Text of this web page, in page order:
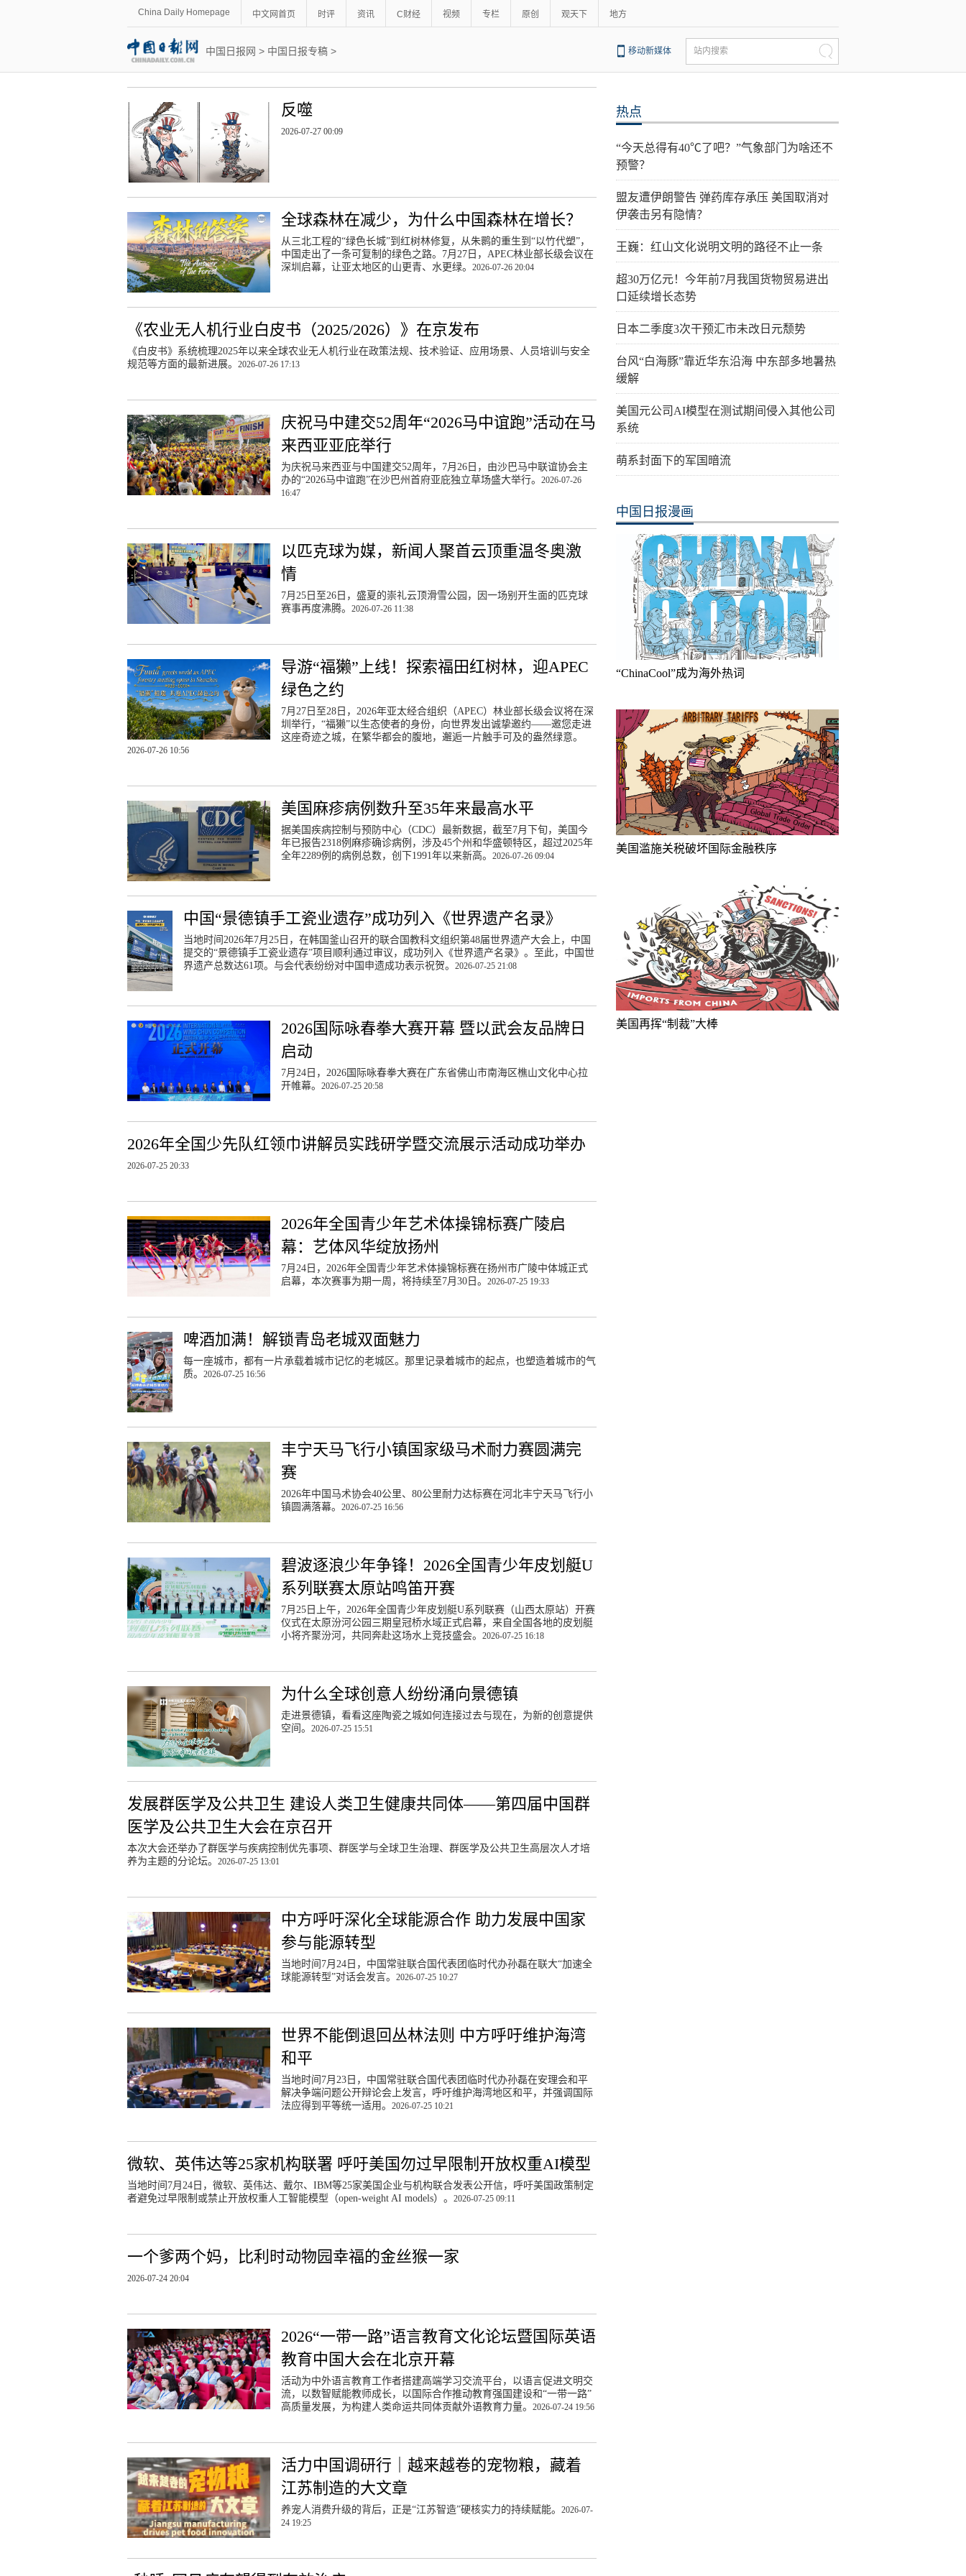
China Daily Homepage 中文网首页 时评 资讯 C财经 视频 专栏 原创 观天下 地方
中国日报网 > 中国日报专稿> 移动新媒体 站内搜索
反噬
2026-07-27 00:09
全球森林在减少，为什么中国森林在增长？
从三北工程的“绿色长城”到红树林修复，从朱鹮的重生到“以竹代塑”，
中国走出了一条可复制的绿色之路。7月27日，APEC林业部长级会议在
深圳启幕，让亚太地区的山更青、水更绿。2026-07-26 20:04
《农业无人机行业白皮书（2025/2026）》在京发布
《白皮书》系统梳理2025年以来全球农业无人机行业在政策法规、技术验证、应用场景、人员培训与安全
规范等方面的最新进展。 2026-07-26 17:13
庆祝马中建交52周年“2026马中谊跑”活动在马
来西亚亚庇举行
为庆祝马来西亚与中国建交52周年，7月26日，由沙巴马中联谊协会主
办的“2026马中谊跑”在沙巴州首府亚庇独立草场盛大举行。2026-07-26
16:47
以匹克球为媒，新闻人聚首云顶重温冬奥激
情
7月25日至26日，盛夏的崇礼云顶滑雪公园，因一场别开生面的匹克球
赛事再度沸腾。2026-07-26 11:38
导游“福獭”上线！探索福田红树林，迎APEC
绿色之约
7月27日至28日，2026年亚太经合组织（APEC）林业部长级会议将在深
圳举行，“福獭”以生态使者的身份，向世界发出诚挚邀约——邀您走进
这座奇迹之城，在繁华都会的腹地，邂逅一片触手可及的盎然绿意。
2026-07-26 10:56
美国麻疹病例数升至35年来最高水平
据美国疾病控制与预防中心（CDC）最新数据，截至7月下旬，美国今
年已报告2318例麻疹确诊病例，涉及45个州和华盛顿特区，超过2025年
全年2289例的病例总数，创下1991年以来新高。2026-07-26 09:04
中国“景德镇手工瓷业遗存”成功列入《世界遗产名录》
当地时间2026年7月25日，在韩国釜山召开的联合国教科文组织第48届世界遗产大会上，中国
提交的“景德镇手工瓷业遗存”项目顺利通过审议，成功列入《世界遗产名录》。至此，中国世
界遗产总数达61项。与会代表纷纷对中国申遗成功表示祝贺。2026-07-25 21:08
2026国际咏春拳大赛开幕 暨以武会友品牌日
启动
7月24日，2026国际咏春拳大赛在广东省佛山市南海区樵山文化中心拉
开帷幕。2026-07-25 20:58
2026年全国少先队红领巾讲解员实践研学暨交流展示活动成功举办
2026-07-25 20:33
2026年全国青少年艺术体操锦标赛广陵启
幕：艺体风华绽放扬州
7月24日，2026年全国青少年艺术体操锦标赛在扬州市广陵中体城正式
启幕，本次赛事为期一周，将持续至7月30日。2026-07-25 19:33
啤酒加满！解锁青岛老城双面魅力
每一座城市，都有一片承载着城市记忆的老城区。那里记录着城市的起点，也塑造着城市的气
质。2026-07-25 16:56
丰宁天马飞行小镇国家级马术耐力赛圆满完
赛
2026年中国马术协会40公里、80公里耐力达标赛在河北丰宁天马飞行小
镇圆满落幕。2026-07-25 16:56
碧波逐浪少年争锋！2026全国青少年皮划艇U
系列联赛太原站鸣笛开赛
7月25日上午，2026年全国青少年皮划艇U系列联赛（山西太原站）开赛
仪式在太原汾河公园三期皇冠桥水域正式启幕，来自全国各地的皮划艇
小将齐聚汾河，共同奔赴这场水上竞技盛会。2026-07-25 16:18
为什么全球创意人纷纷涌向景德镇
走进景德镇，看看这座陶瓷之城如何连接过去与现在，为新的创意提供
空间。2026-07-25 15:51
发展群医学及公共卫生 建设人类卫生健康共同体——第四届中国群
医学及公共卫生大会在京召开
本次大会还举办了群医学与疾病控制优先事项、群医学与全球卫生治理、群医学及公共卫生高层次人才培
养为主题的分论坛。 2026-07-25 13:01
中方呼吁深化全球能源合作 助力发展中国家
参与能源转型
当地时间7月24日，中国常驻联合国代表团临时代办孙磊在联大“加速全
球能源转型”对话会发言。2026-07-25 10:27
世界不能倒退回丛林法则 中方呼吁维护海湾
和平
当地时间7月23日，中国常驻联合国代表团临时代办孙磊在安理会和平
解决争端问题公开辩论会上发言，呼吁维护海湾地区和平，并强调国际
法应得到平等统一适用。2026-07-25 10:21
微软、英伟达等25家机构联署 呼吁美国勿过早限制开放权重AI模型
当地时间7月24日，微软、英伟达、戴尔、IBM等25家美国企业与机构联合发表公开信，呼吁美国政策制定
者避免过早限制或禁止开放权重人工智能模型（open-weight AI models）。 2026-07-25 09:11
一个爹两个妈，比利时动物园幸福的金丝猴一家
2026-07-24 20:04
2026“一带一路”语言教育文化论坛暨国际英语
教育中国大会在北京开幕
活动为中外语言教育工作者搭建高端学习交流平台，以语言促进文明交
流，以数智赋能教师成长，以国际合作推动教育强国建设和“一带一路”
高质量发展，为构建人类命运共同体贡献外语教育力量。2026-07-24 19:56
活力中国调研行｜越来越卷的宠物粮，藏着
江苏制造的大文章
养宠人消费升级的背后，正是“江苏智造”硬核实力的持续赋能。2026-07-
24 19:25
热点
“今天总得有40℃了吧？”气象部门为啥还不
预警？
盟友遭伊朗警告 弹药库存承压 美国取消对
伊袭击另有隐情？
王巍：红山文化说明文明的路径不止一条
超30万亿元！今年前7月我国货物贸易进出
口延续增长态势
日本二季度3次干预汇市未改日元颓势
台风“白海豚”靠近华东沿海 中东部多地暑热
缓解
美国元公司AI模型在测试期间侵入其他公司
系统
萌系封面下的军国暗流
中国日报漫画
“ChinaCool”成为海外热词
美国滥施关税破坏国际金融秩序
美国再挥“制裁”大棒